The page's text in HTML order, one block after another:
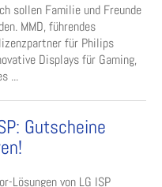
sollen Familie und Freunde
MMD, führendes
für Philips
Displays für Gaming,
...
Gutscheine
Lösungen von LG ISP